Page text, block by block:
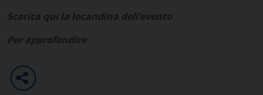
Scarica qui la locandina dell’evento
Per approfondire